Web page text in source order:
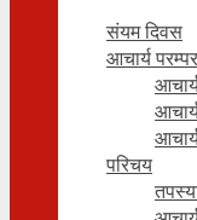
संयम दिवस
आचार्य
परिचय